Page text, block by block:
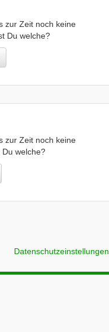
zur Zeit noch keine
Du welche?
zur Zeit noch keine
Du welche?
Datenschutzeinstellungen